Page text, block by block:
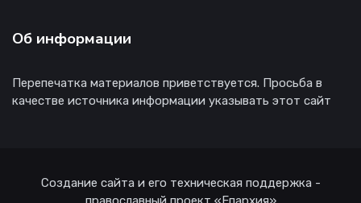
Об информации
Перепечатка материалов приветствуется. Просьба в
качестве источника информации указывать этот сайт
Создание сайта и его техническая поддержка -